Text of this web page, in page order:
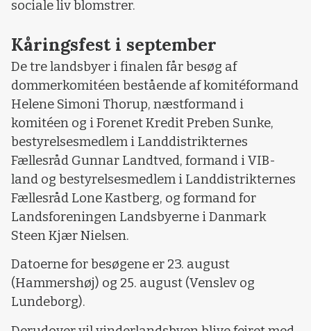
sociale liv blomstrer.
Kåringsfest i september
De tre landsbyer i finalen får besøg af
dommerkomitéen bestående af komitéformand
Helene Simoni Thorup, næstformand i
komitéen og i Forenet Kredit Preben Sunke,
bestyrelsesmedlem i Landdistrikternes
Fællesråd Gunnar Landtved, formand i VIB-
land og bestyrelsesmedlem i Landdistrikternes
Fællesråd Lone Kastberg, og formand for
Landsforeningen Landsbyerne i Danmark
Steen Kjær Nielsen.
Datoerne for besøgene er 23. august
(Hammershøj) og 25. august (Venslev og
Lundeborg).